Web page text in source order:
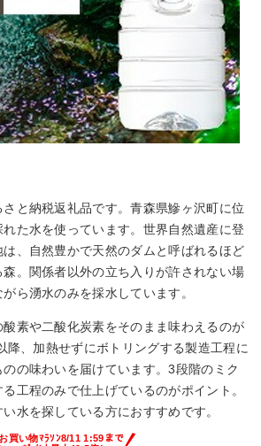
と納税返礼品です。青森県鰺ヶ沢町に位
た水を使っています。世界自然遺産に登
、自然豊かで天然のダムと呼ばれるほど
。関係者以外の立ち入りが許されない場
ら湧水のみを採水しています。
素や二酸化炭素をそのまま味わえるのが
降、加熱せずにボトリングする製造工程に
の味わいを届けています。3段階のミク
工程のみで仕上げているのがポイント。
水を探している方におすすめです。